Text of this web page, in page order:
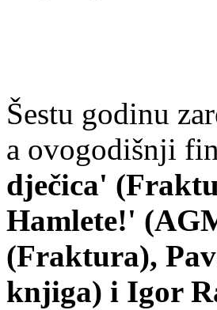
Šestu godinu
a ovogodišnji
dječica'
Hamlete!'
(Fraktura),
knjiga) i Igor